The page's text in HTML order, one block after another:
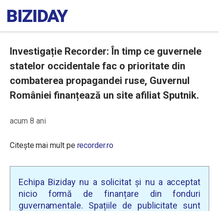
Investigație Recorder: În timp ce guvernele
statelor occidentale fac o prioritate din
combaterea propagandei ruse, Guvernul
României finanțează un site afiliat Sputnik.
acum 8 ani
Citește mai mult pe recorder.ro
Echipa Biziday nu a solicitat și nu a acceptat
nicio formă de finanțare din fonduri
guvernamentale. Spațiile de publicitate sunt